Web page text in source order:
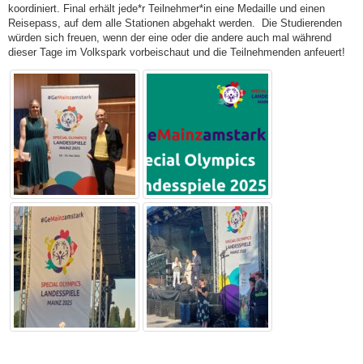
koordiniert. Final erhält jede*r Teilnehmer*in eine Medaille und einen
Reisepass, auf dem alle Stationen abgehakt werden. Die Studierenden
würden sich freuen, wenn der eine oder die andere auch mal während
dieser Tage im Volkspark vorbeischaut und die Teilnehmenden anfeuert!